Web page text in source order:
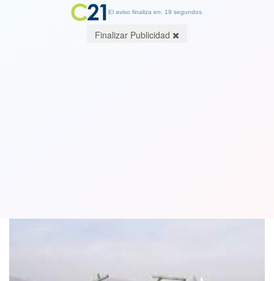
El aviso finaliza en: 19 segundos.
Finalizar Publicidad